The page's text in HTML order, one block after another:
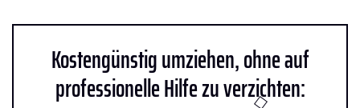
Kostengünstig umziehen, ohne auf
professionelle Hilfe zu verzichten: